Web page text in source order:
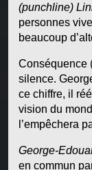
(punchline)
personnes
beaucoup
Conséquence
silence.
ce chiffre, il
vision du
l’empêchera
George-
en commun